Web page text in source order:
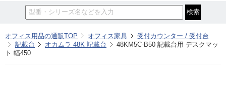
オフィス用品の通販TOP オフィス家具
受付カウンター / 受付台
記載台
オカムラ 48K 記載台
48KM5C-B50 記載台用 デスクマッ
ト 幅450